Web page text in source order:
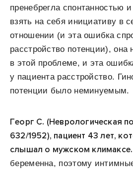
пренебрегла спонтанностью
взять на себя инициативу в
отношении (и эта ошибка
расстройство потенции), она
в этой проблеме, и эта
у пациента расстройство.
потенции было неминуемым.
Георг С. (Неврологическая
632/1952), пациент 43 лет,
слышал о мужском климаксе.
беременна, поэтому